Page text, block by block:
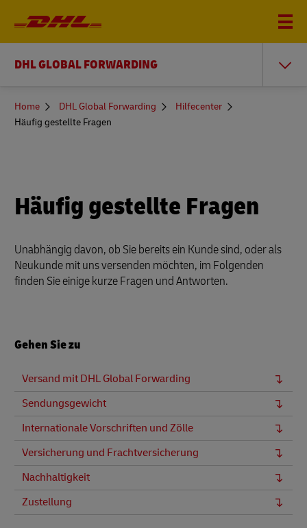
DHL GLOBAL FORWARDING
You
here
Home DHL Global Forwarding
Hilfecenter
Häufig gestellte Fragen
Häufig gestellte Fragen
Unabhängig davon, ob Sie bereits ein Kunde sind, oder als
Neukunde mit uns versenden möchten, im Folgenden
finden Sie einige kurze Fragen und Antworten.
Gehen Sie zu
Versand mit DHL Global Forwarding
Sendungsgewicht
Internationale Vorschriften und Zölle
Versicherung und Frachtversicherung
Nachhaltigkeit
Zustellung